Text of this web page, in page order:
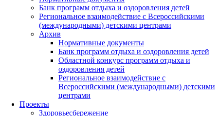
Банк программ отдыха и оздоровления детей
Региональное взаимодействие с Всероссийскими
(международными) детскими центрами
Архив
Нормативные документы
Банк программ отдыха и оздоровления детей
Областной конкурс программ отдыха и
оздоровления детей
Региональное взаимодействие с
Всероссийскими (международными) детскими
центрами
Проекты
Здоровьесбережение